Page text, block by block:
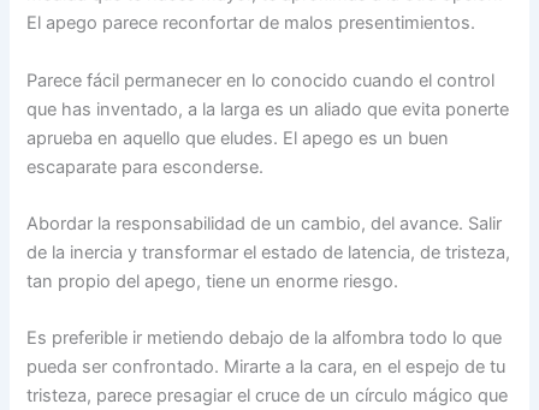
El apego parece reconfortar de malos presentimientos.
Parece fácil permanecer en lo conocido cuando el control
que has inventado, a la larga es un aliado que evita ponerte
aprueba en aquello que eludes. El apego es un buen
escaparate para esconderse.
Abordar la responsabilidad de un cambio, del avance. Salir
de la inercia y transformar el estado de latencia, de tristeza,
tan propio del apego, tiene un enorme riesgo.
Es preferible ir metiendo debajo de la alfombra todo lo que
pueda ser confrontado. Mirarte a la cara, en el espejo de tu
tristeza, parece presagiar el cruce de un círculo mágico que